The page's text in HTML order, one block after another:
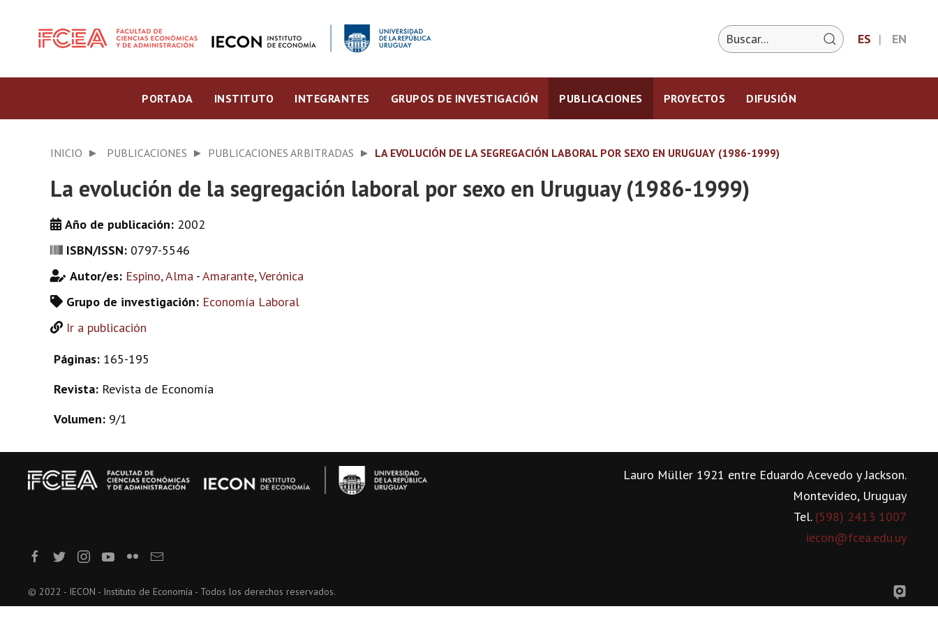
ES EN
PORTADA INSTITUTO INTEGRANTES GRUPOS DE INVESTIGACIÓN PUBLICACIONES PROYECTOS DIFUSIÓN
INICIO PUBLICACIONES PUBLICACIONES ARBITRADAS LA EVOLUCIÓN DE LA SEGREGACIÓN LABORAL POR SEXO EN URUGUAY (1986-1999)
La evolución de la segregación laboral por sexo en Uruguay (1986-1999)
Año de publicación: 2002
ISBN/ISSN: 0797-5546
Autor/es: Espino, Alma -Amarante, Verónica
Grupo de investigación: Economía Laboral
Ir a publicación
Páginas: 165-195
Revista: Revista de Economía
Volumen: 9/1
Lauro Müller 1921 entre Eduardo Acevedo y Jackson.
Montevideo, Uruguay
Tel. (598) 2413 1007
iecon@fcea.edu.uy
© 2022 - IECON - Instituto de Economía - Todos los derechos reservados.